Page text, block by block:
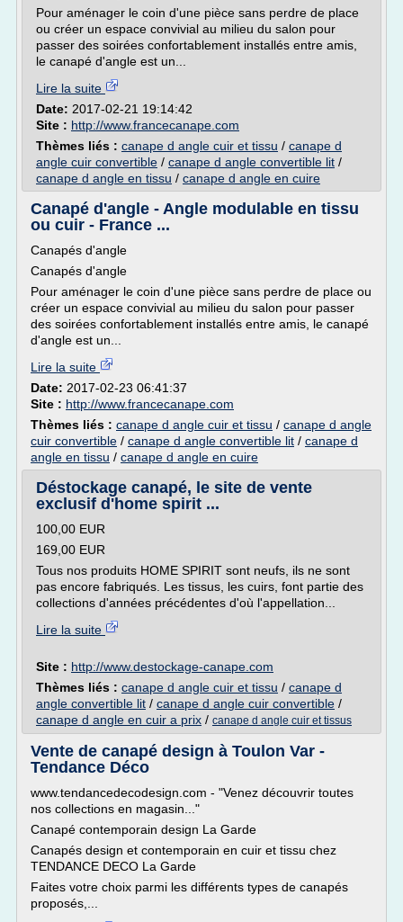
Pour aménager le coin d'une pièce sans perdre de place
ou créer un espace convivial au milieu du salon pour
passer des soirées confortablement installés entre amis,
le canapé d'angle est un...
Lire la suite
Date: 2017-02-21 19:14:42
Site : http://www.francecanape.com
Thèmes liés : canape d angle cuir et tissu / canape d
angle cuir convertible / canape d angle convertible lit /
canape d angle en tissu / canape d angle en cuire
Canapé d'angle - Angle modulable en tissu
ou cuir - France ...
Canapés d'angle
Canapés d'angle
Pour aménager le coin d'une pièce sans perdre de place ou
créer un espace convivial au milieu du salon pour passer
des soirées confortablement installés entre amis, le canapé
d'angle est un...
Lire la suite
Date: 2017-02-23 06:41:37
Site : http://www.francecanape.com
Thèmes liés : canape d angle cuir et tissu / canape d angle
cuir convertible / canape d angle convertible lit / canape d
angle en tissu / canape d angle en cuire
Déstockage canapé, le site de vente
exclusif d'home spirit ...
100,00 EUR
169,00 EUR
Tous nos produits HOME SPIRIT sont neufs, ils ne sont
pas encore fabriqués. Les tissus, les cuirs, font partie des
collections d'années précédentes d'où l'appellation...
Lire la suite
Site : http://www.destockage-canape.com
Thèmes liés : canape d angle cuir et tissu / canape d
angle convertible lit / canape d angle cuir convertible /
canape d angle en cuir a prix / canape d angle cuir et tissus
Vente de canapé design à Toulon Var -
Tendance Déco
www.tendancedecodesign.com - "Venez découvrir toutes
nos collections en magasin..."
Canapé contemporain design La Garde
Canapés design et contemporain en cuir et tissu chez
TENDANCE DECO La Garde
Faites votre choix parmi les différents types de canapés
proposés,...